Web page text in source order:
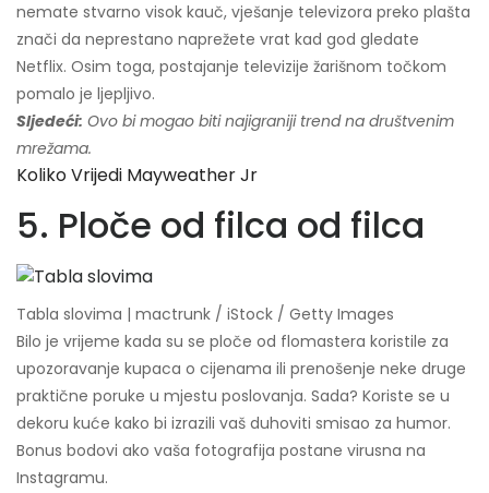
nemate stvarno visok kauč, vješanje televizora preko plašta
znači da neprestano naprežete vrat kad god gledate
Netflix. Osim toga, postajanje televizije žarišnom točkom
pomalo je ljepljivo.
Sljedeći: Ovo bi mogao biti najigraniji trend na društvenim
mrežama.
Koliko Vrijedi Mayweather Jr
5. Ploče od filca od filca
Tabla slovima | mactrunk / iStock / Getty Images
Bilo je vrijeme kada su se ploče od flomastera koristile za
upozoravanje kupaca o cijenama ili prenošenje neke druge
praktične poruke u mjestu poslovanja. Sada? Koriste se u
dekoru kuće kako bi izrazili vaš duhoviti smisao za humor.
Bonus bodovi ako vaša fotografija postane virusna na
Instagramu.